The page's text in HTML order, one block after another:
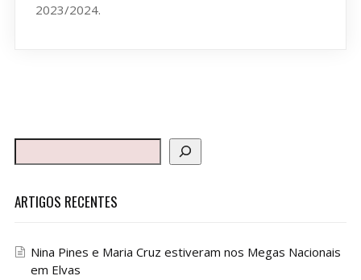
2023/2024.
ARTIGOS RECENTES
Nina Pines e Maria Cruz estiveram nos Megas Nacionais
em Elvas